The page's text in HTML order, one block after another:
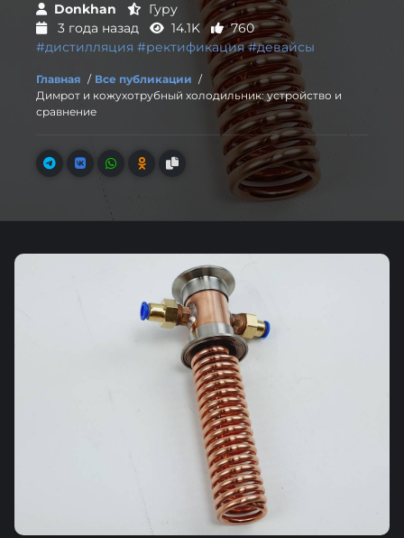
Donkhan
Гуру
3 года назад
14.1K
760
#дистилляция #ректификация #девайсы
Главная / Все публикации /
Димрот и кожухотрубный холодильник: устройство и
сравнение